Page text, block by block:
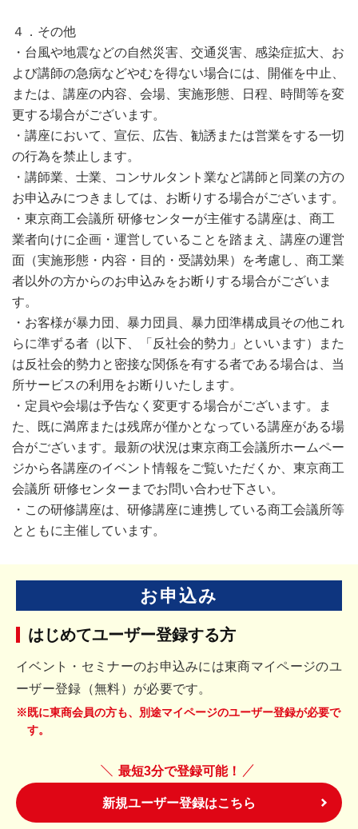
４．その他
・台風や地震などの自然災害、交通災害、感染症拡大、お
よび講師の急病などやむを得ない場合には、開催を中止、
または、講座の内容、会場、実施形態、日程、時間等を変
更する場合がございます。
・講座において、宣伝、広告、勧誘または営業をする一切
の行為を禁止します。
・講師業、士業、コンサルタント業など講師と同業の方の
お申込みにつきましては、お断りする場合がございます。
・東京商工会議所 研修センターが主催する講座は、商工
業者向けに企画・運営していることを踏まえ、講座の運営
面（実施形態・内容・目的・受講効果）を考慮し、商工業
者以外の方からのお申込みをお断りする場合がございま
す。
・お客様が暴力団、暴力団員、暴力団準構成員その他これ
らに準ずる者（以下、「反社会的勢力」といいます）また
は反社会的勢力と密接な関係を有する者である場合は、当
所サービスの利用をお断りいたします。
・定員や会場は予告なく変更する場合がございます。ま
た、既に満席または残席が僅かとなっている講座がある場
合がございます。最新の状況は東京商工会議所ホームペー
ジから各講座のイベント情報をご覧いただくか、東京商工
会議所 研修センターまでお問い合わせ下さい。
・この研修講座は、研修講座に連携している商工会議所等
とともに主催しています。
お申込み
はじめてユーザー登録する方
イベント・セミナーのお申込みには東商マイページのユ
ーザー登録（無料）が必要です。
※既に東商会員の方も、別途マイページのユーザー登録が必要で
す。
最短3分で登録可能！
新規ユーザー登録はこちら